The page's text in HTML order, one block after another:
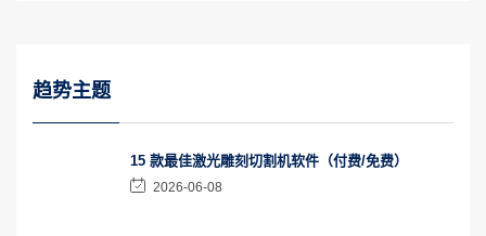
趋势主题
15 款最佳激光雕刻切割机软件（付费/免费）
2026-06-08